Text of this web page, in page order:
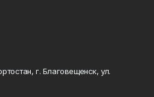
г. Благовещенск, ул.